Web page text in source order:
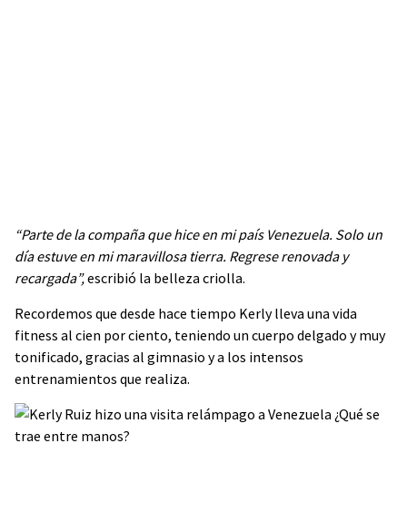
“Parte de la compaña que hice en mi país Venezuela. Solo un
día estuve en mi maravillosa tierra. Regrese renovada y
recargada”,escribió la belleza criolla.
Recordemos que desde hace tiempo Kerly lleva una vida
fitness al cien por ciento, teniendo un cuerpo delgado y muy
tonificado, gracias al gimnasio y a los intensos
entrenamientos que realiza.